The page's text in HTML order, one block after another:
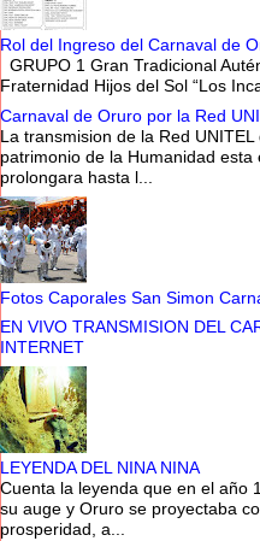
Rol del Ingreso del Carnaval de
GRUPO 1 Gran Tradicional
Fraternidad Hijos del
Carnaval de Oruro por la Red
La transmision de la Red
patrimonio de la Humanidad
prolongara hasta l...
Fotos Caporales San Simon
EN VIVO TRANSMISION DEL
INTERNET
LEYENDA DEL NINA NINA
Cuenta la leyenda que en el año
su auge y Oruro se proyectaba
prosperidad, a...